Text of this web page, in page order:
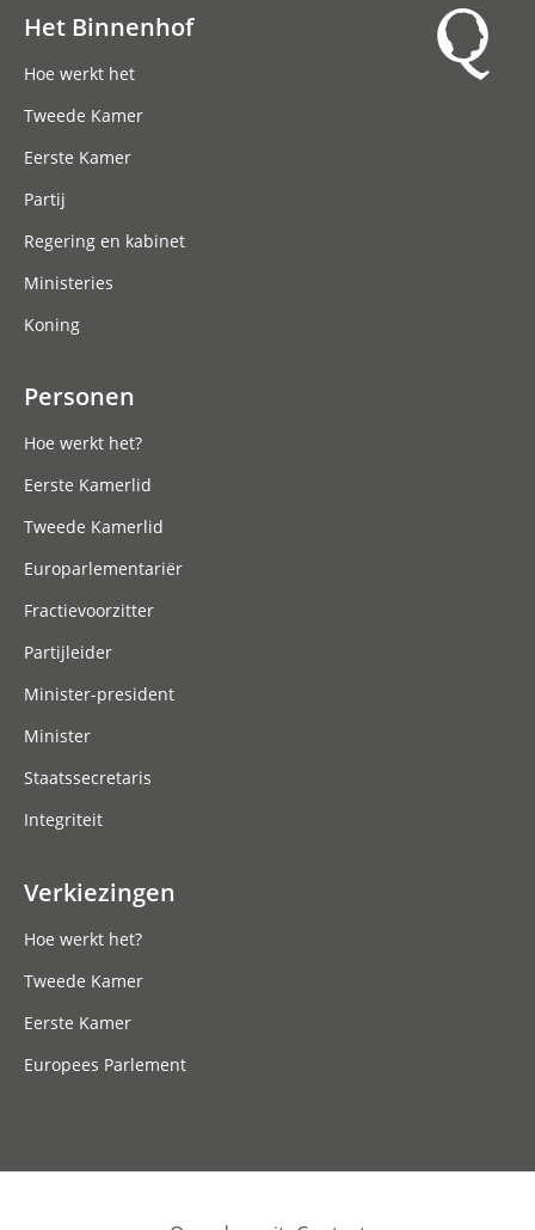
Het Binnenhof
Hoe werkt het
Tweede Kamer
Eerste Kamer
Partij
Regering en kabinet
Ministeries
Koning
Personen
Hoe werkt het?
Eerste Kamerlid
Tweede Kamerlid
Europarlementariër
Fractievoorzitter
Partijleider
Minister-president
Minister
Staatssecretaris
Integriteit
Verkiezingen
Hoe werkt het?
Tweede Kamer
Eerste Kamer
Europees Parlement